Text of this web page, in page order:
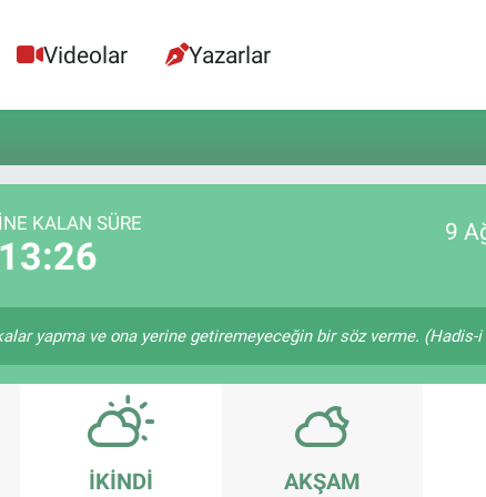
Videolar Yazarlar
KALAN SÜRE 9
yapma ve ona yerine getiremeyeceğin bir söz verme. (Hadis-
İKINDI AKŞAM